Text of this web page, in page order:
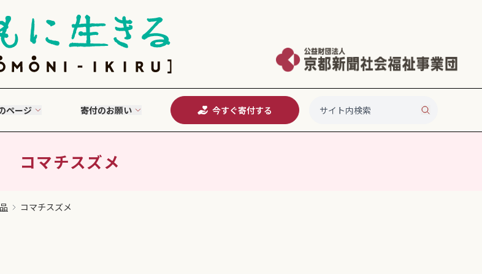
ページ 寄付のお願い 今すぐ寄付する
コマチスズメ
コマチスズメ